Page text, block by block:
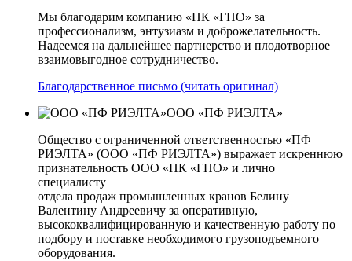
Мы благодарим компанию «ПК «ГПО» за
профессионализм, энтузиазм и доброжелательность.
Надеемся на дальнейшее партнерство и плодотворное
взаимовыгодное сотрудничество.
Благодарственное письмо (читать оригинал)
ООО «ПФ РИЭЛТА»
Общество с ограниченной ответственностью «ПФ
РИЭЛТА» (ООО «ПФ РИЭЛТА») выражает искреннюю
признательность ООО «ПК «ГПО» и лично
специалисту
отдела продаж промышленных кранов Белину
Валентину Андреевичу за оперативную,
высококвалифицированную и качественную работу по
подбору и поставке необходимого грузоподъемного
оборудования.